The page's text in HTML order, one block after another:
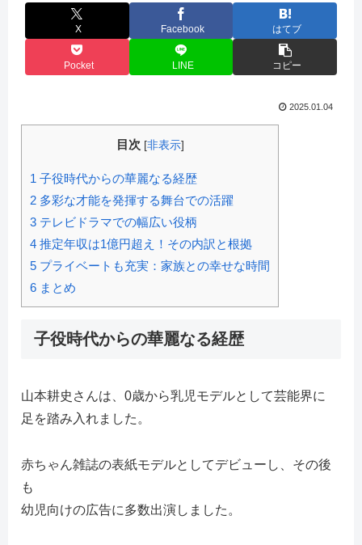
X Facebook はてブ
Pocket LINE コピー
2025.01.04
目次 [非表示]
1 子役時代からの華麗なる経歴
2 多彩な才能を発揮する舞台での活躍
3 テレビドラマでの幅広い役柄
4 推定年収は1億円超え！その内訳と根拠
5 プライベートも充実：家族との幸せな時間
6 まとめ
子役時代からの華麗なる経歴
山本耕史さんは、0歳から乳児モデルとして芸能界に
足を踏み入れました。
赤ちゃん雑誌の表紙モデルとしてデビューし、その後
も
幼児向けの広告に多数出演しました。